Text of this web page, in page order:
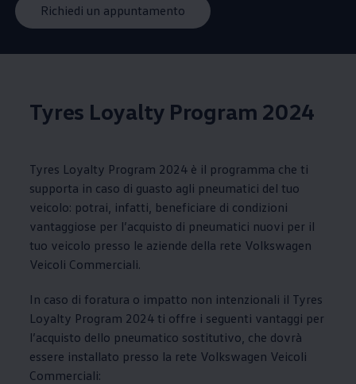
Richiedi un appuntamento
Tyres Loyalty Program 2024
Tyres Loyalty Program 2024 è il programma che ti
supporta in caso di guasto agli pneumatici del tuo
veicolo: potrai, infatti, beneficiare di condizioni
vantaggiose per l’acquisto di pneumatici nuovi per il
tuo veicolo presso le aziende della rete Volkswagen
Veicoli Commerciali.
In caso di foratura o impatto non intenzionali il Tyres
Loyalty Program 2024 ti offre i seguenti vantaggi per
l’acquisto dello pneumatico sostitutivo , che dovrà
essere installato presso la rete Volkswagen Veicoli
Commerciali: